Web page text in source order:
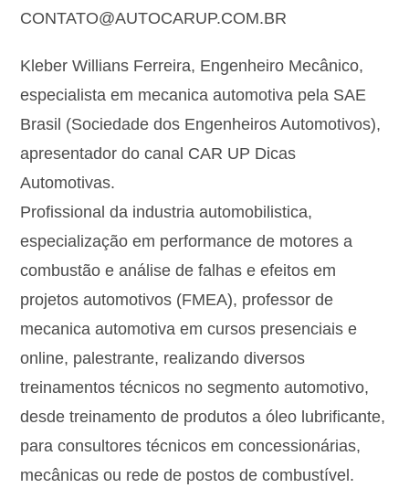
CONTATO@AUTOCARUP.COM.BR
Kleber Willians Ferreira, Engenheiro Mecânico,
especialista em mecanica automotiva pela SAE
Brasil (Sociedade dos Engenheiros Automotivos),
apresentador do canal CAR UP Dicas
Automotivas.
Profissional da industria automobilistica,
especialização em performance de motores a
combustão e análise de falhas e efeitos em
projetos automotivos (FMEA), professor de
mecanica automotiva em cursos presenciais e
online, palestrante, realizando diversos
treinamentos técnicos no segmento automotivo,
desde treinamento de produtos a óleo lubrificante,
para consultores técnicos em concessionárias,
mecânicas ou rede de postos de combustível.